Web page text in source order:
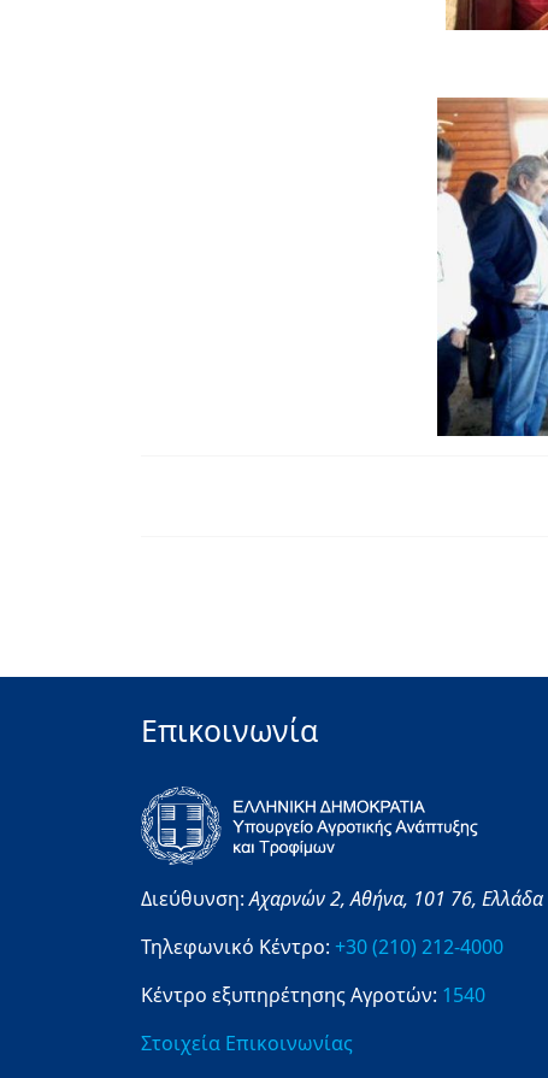
Επικοινωνία
Διεύθυνση:Αχαρνών 2,Αθήνα, 101 76, Ελλάδα
Τηλεφωνικό Κέντρο: +30 (210) 212-4000
Κέντρο εξυπηρέτησης Αγροτών: 1540
Στοιχεία Επικοινωνίας